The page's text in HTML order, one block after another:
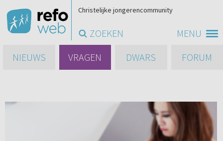
MENU
Christelijke jongerencommunity
ZOEKEN
NIEUWS
VRAGEN DWARS FORUM